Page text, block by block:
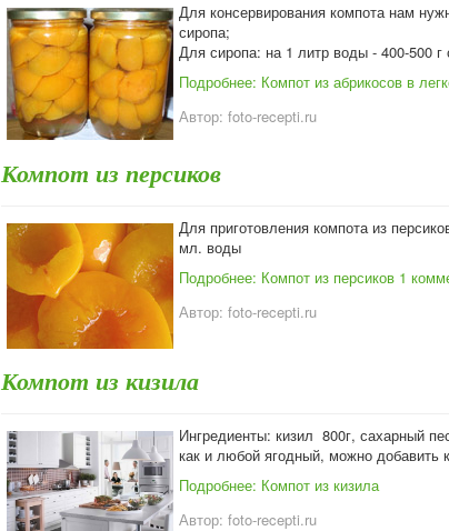
Для консервирования компота нам
сиропа;
Для сиропа: на 1 литр воды - 400-500
Подробнее: Компот из абрикосов в
Автор: foto-recepti.ru
Компот из персиков
Для приготовления компота из
мл. воды
Подробнее: Компот из персиков 1
Автор: foto-recepti.ru
Компот из кизила
Ингредиенты: кизил 800г, сахарный
как и любой ягодный, можно добавить
Подробнее: Компот из кизила
Автор: foto-recepti.ru